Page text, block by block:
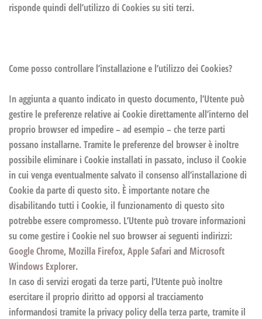
risponde quindi dell’utilizzo di Cookies su siti terzi.
Come posso controllare l’installazione e l’utilizzo dei Cookies?
In aggiunta a quanto indicato in questo documento, l’Utente può
gestire le preferenze relative ai Cookie direttamente all’interno del
proprio browser ed impedire – ad esempio – che terze parti
possano installarne. Tramite le preferenze del browser è inoltre
possibile eliminare i Cookie installati in passato, incluso il Cookie
in cui venga eventualmente salvato il consenso all’installazione di
Cookie da parte di questo sito. È importante notare che
disabilitando tutti i Cookie, il funzionamento di questo sito
potrebbe essere compromesso. L’Utente può trovare informazioni
su come gestire i Cookie nel suo browser ai seguenti indirizzi:
Google Chrome, Mozilla Firefox,Apple Safari and Microsoft
Windows Explorer.
In caso di servizi erogati da terze parti, l’Utente può inoltre
esercitare il proprio diritto ad opporsi al tracciamento
informandosi tramite la privacy policy della terza parte, tramite il